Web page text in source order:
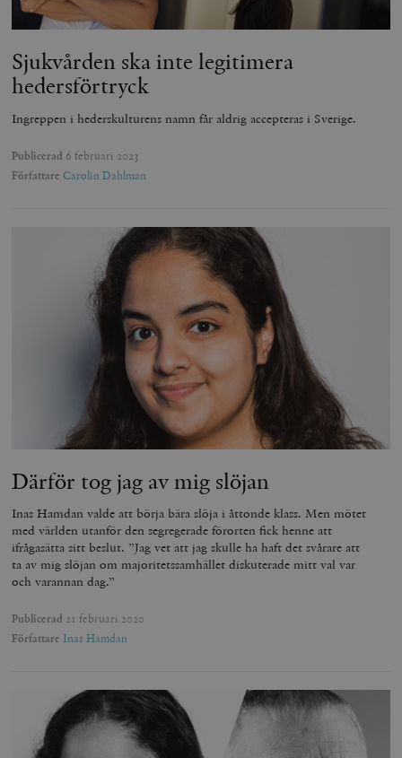
Sjukvården ska inte legitimera
hedersförtryck
Ingreppen i hederskulturens namn får aldrig accepteras i Sverige.
Publicerad 6 februari 2023
Författare Carolin Dahlman
Därför tog jag av mig slöjan
Inas Hamdan valde att börja bära slöja i åttonde klass. Men mötet
med världen utanför den segregerade förorten fick henne att
ifrågasätta sitt beslut. ”Jag vet att jag skulle ha haft det svårare att
ta av mig slöjan om majoritetssamhället diskuterade mitt val var
och varannan dag.”
Publicerad 21 februari 2020
Författare Inas Hamdan